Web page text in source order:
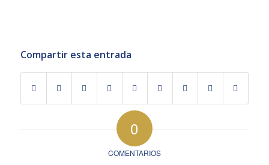
Compartir esta entrada
0
COMENTARIOS